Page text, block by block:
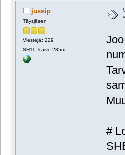
jussip
Täysjäsen
Viestejä: 229
SH11, kaivo 235m
«
#